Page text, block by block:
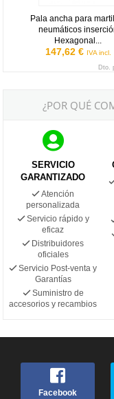
Pala ancha para
neumáticos
Hexagonal...
147,62 € IVA incl.
Dto.
¿POR QUÉ
SERVICIO
GARANTIZADO
Atención
personalizada
Servicio rápido y
eficaz
Distribuidores
oficiales
Servicio Post-venta y
Garantías
Suministro de
accesorios y recambios
Facebook